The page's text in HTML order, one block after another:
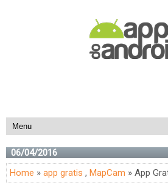
06/04/2016
Home » app gratis , MapCam » App